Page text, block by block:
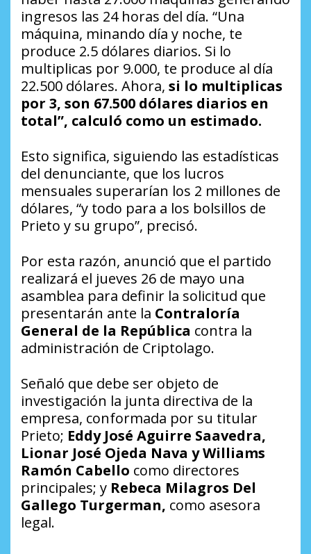
ingresos las 24 horas del día. “Una
máquina, minando día y noche, te
produce 2.5 dólares diarios. Si lo
multiplicas por 9.000, te produce al día
22.500 dólares. Ahora, si lo multiplicas
por 3, son 67.500 dólares diarios en
total”, calculó como un estimado.
Esto significa, siguiendo las estadísticas
del denunciante, que los lucros
mensuales superarían los 2 millones de
dólares, “y todo para a los bolsillos de
Prieto y su grupo”, precisó.
Por esta razón, anunció que el partido
realizará el jueves 26 de mayo una
asamblea para definir la solicitud que
presentarán ante la Contraloría
General de la República contra la
administración de Criptolago.
Señaló que debe ser objeto de
investigación la junta directiva de la
empresa, conformada por su titular
Prieto; Eddy José Aguirre Saavedra,
Lionar José Ojeda Nava y Williams
Ramón Cabello como directores
principales; y Rebeca Milagros Del
Gallego Turgerman, como asesora
legal.